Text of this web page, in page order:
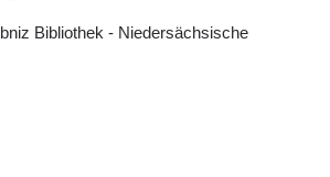
Bibliothek - Niedersächsische